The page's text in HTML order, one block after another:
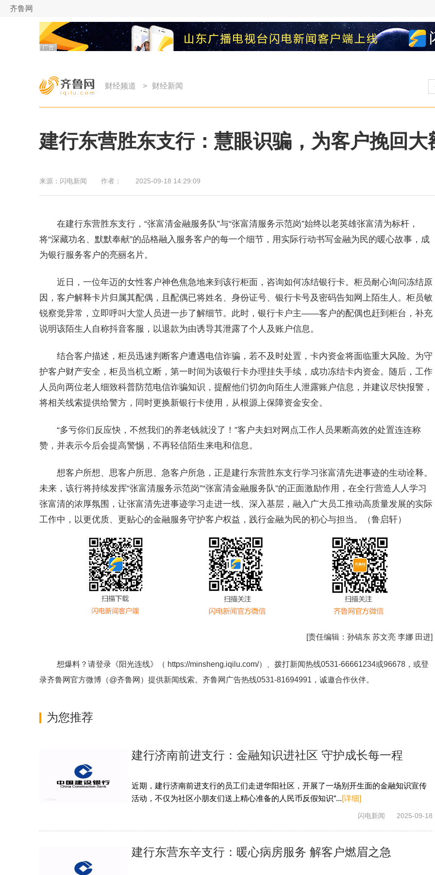
齐鲁网
财经频道 > 财经新闻
建行东营胜东支行：慧眼识骗，为客户挽回大
来源： 闪电新闻 作者： 2025-09-18 14:29:09
在建行东营胜东支行，“张富清金融服务队”与“张富清服务示范岗”始终以老英雄张富清为标杆，
将“深藏功名、默默奉献”的品格融入服务客户的每一个细节，用实际行动书写金融为民的暖心故事，成
为银行服务客户的亮丽名片。
近日，一位年迈的女性客户神色焦急地来到该行柜面，咨询如何冻结银行卡。柜员耐心询问冻结原
因，客户解释卡片归属其配偶，且配偶已将姓名、身份证号、银行卡号及密码告知网上陌生人。柜员敏
锐察觉异常，立即呼叫大堂人员进一步了解细节。此时，银行卡户主——客户的配偶也赶到柜台，补充
说明该陌生人自称抖音客服，以退款为由诱导其泄露了个人及账户信息。
结合客户描述，柜员迅速判断客户遭遇电信诈骗，若不及时处置，卡内资金将面临重大风险。为守
护客户财产安全，柜员当机立断，第一时间为该银行卡办理挂失手续，成功冻结卡内资金。随后，工作
人员向两位老人细致科普防范电信诈骗知识，提醒他们切勿向陌生人泄露账户信息，并建议尽快报警，
将相关线索提供给警方，同时更换新银行卡使用，从根源上保障资金安全。
“多亏你们反应快，不然我们的养老钱就没了！”客户夫妇对网点工作人员果断高效的处置连连称
赞，并表示今后会提高警惕，不再轻信陌生来电和信息。
想客户所想、思客户所思、急客户所急，正是建行东营胜东支行学习张富清先进事迹的生动诠释。
未来，该行将持续发挥“张富清服务示范岗”“张富清金融服务队”的正面激励作用，在全行营造人人学习
张富清的浓厚氛围，让张富清先进事迹学习走进一线、深入基层，融入广大员工推动高质量发展的实际
工作中，以更优质、更贴心的金融服务守护客户权益，践行金融为民的初心与担当。（鲁启轩）
[责任编辑： 孙镐东 苏文亮 李娜 田进]
想爆料？请登录《阳光连线》（ https://minsheng.iqilu.com/）、拨打新闻热线0531-66661234或96678，或登
录齐鲁网官方微博（@齐鲁网 ）提供新闻线索。齐鲁网广告热线0531-81694991 ，诚邀合作伙伴。
为您推荐
建行济南前进支行：金融知识进社区 守护成长每一程
近期，建行济南前进支行的员工们走进华阳社区，开展了一场别开生面的金融知识宣传
活动，不仅为社区小朋友们送上精心准备的人民币反假知识“...[详细]
闪电新闻 2025-09-18
建行东营东辛支行：暖心病房服务 解客户燃眉之急